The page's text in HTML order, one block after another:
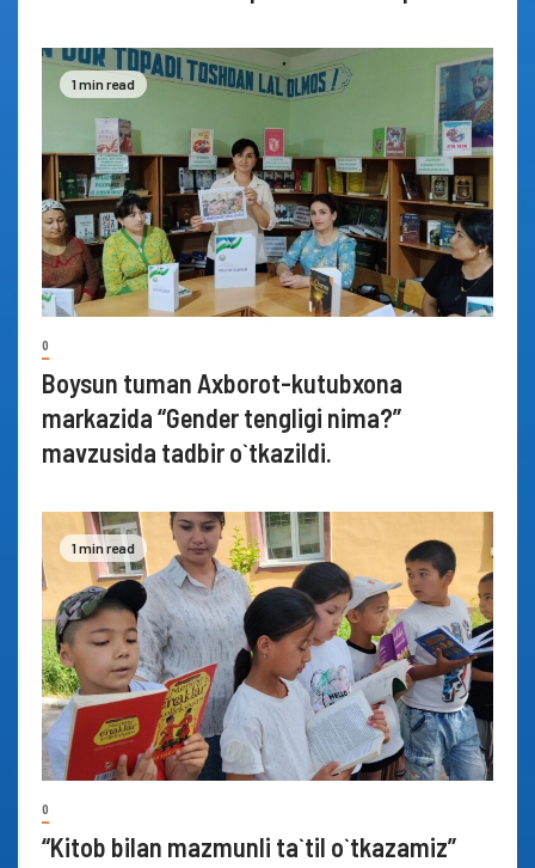
1 min read
0
Boysun tuman Axborot-kutubxona
markazida “Gender tengligi nima?”
mavzusida tadbir o`tkazildi.
1 min read
0
“Kitob bilan mazmunli ta`til o`tkazamiz”